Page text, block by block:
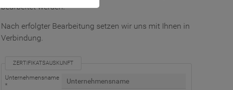
bearbeitet werden.
Nach erfolgter Bearbeitung setzen wir uns mit Ihnen in
Verbindung.
ZERTIFIKATSAUSKUNFT
Unternehmensname
*